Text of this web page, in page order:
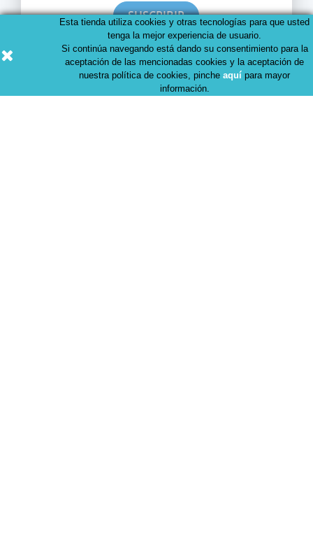
Puedes darte de baja en cualquier momento. Para ello,
consulta nuestra información de contacto en el aviso legal
o en cada correo Newsletter que recibas.
Esta tienda utiliza cookies y otras tecnologías para que usted
tenga la mejor experiencia de usuario.
Si continúa navegando está dando su consentimiento para la
aceptación de las mencionadas cookies y la aceptación de
nuestra política de cookies, pinche aquí para mayor
información.